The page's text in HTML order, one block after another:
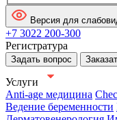
Версия для
+7 3022 200-300
Регистратура
Задать вопрос
Услуги
Anti-age медицина
Ведение беременности